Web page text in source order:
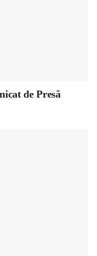
de Presă